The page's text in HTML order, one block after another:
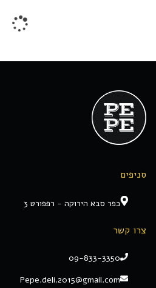
סניפים
כפר סבא הירוקה - רפפורט 3
צרו קשר
09-833-3350
Pepe.deli.2015@gmail.com